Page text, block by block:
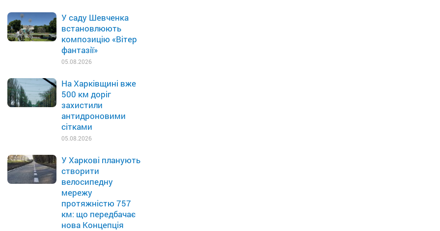
У саду Шевченка
встановлюють
композицію «Вітер
фантазії»
05.08.2026
На Харківщині вже
500 км доріг
захистили
антидроновими
сітками
05.08.2026
У Харкові планують
створити
велосипедну
мережу
протяжністю 757
км: що передбачає
нова Концепція